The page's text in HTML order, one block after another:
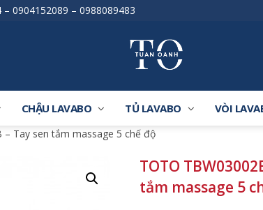
– 0904152089 – 0988089483
CHẬU LAVABO TỦ LAVABO VÒI
– Tay sen tắm massage 5 chế độ
TOTO
tắm massage 5